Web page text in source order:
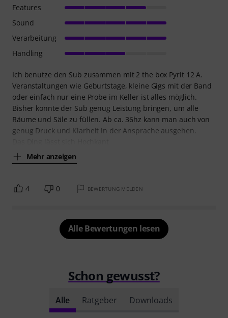
Ich benutze den Sub zusammen mit 2 the box Pyrit 12 A.
Veranstaltungen wie Geburtstage, kleine Gigs mit der Band
oder einfach nur eine Probe im Keller ist alles möglich.
Bisher konnte der Sub genug Leistung bringen, um alle
Räume und Säle zu füllen. Ab ca. 36hz kann man auch von
genug Druck und Klarheit in der Ansprache ausgehen.
Mehr anzeigen
Features
Sound
Verarbeitung
Handling
4 0 BEWERTUNG MELDEN
Alle Bewertungen lesen
Schon gewusst?
Alle Ratgeber Downloads